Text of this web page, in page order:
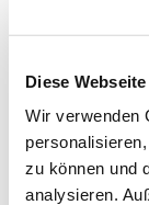
Diese
Wir verwenden
zu können und
analysieren.
Uhr